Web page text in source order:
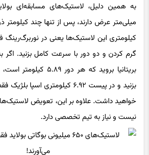
کیلومتری این لاستیک‌ها یعنی در نوربرگ‌رینگ
گرم کردن و دو دور با سرعت کامل بزنید.
خواهید داشت. علاوه بر این، تعویض
نیست و نیاز به تیم تخصصی دارد.